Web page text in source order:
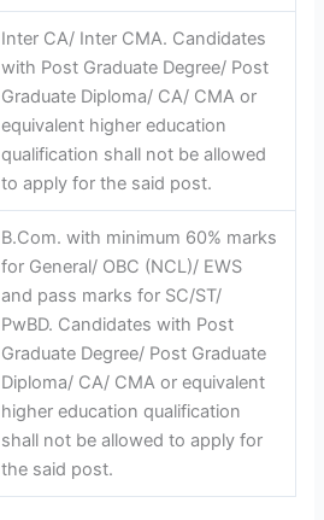
Inter CA/ Inter CMA. Candidates
with Post Graduate Degree/ Post
Graduate Diploma/ CA/ CMA or
equivalent higher education
qualification shall not be allowed
to apply for the said post.
B.Com. with minimum 60% marks
for General/ OBC (NCL)/ EWS
and pass marks for SC/ST/
PwBD. Candidates with Post
Graduate Degree/ Post Graduate
Diploma/ CA/ CMA or equivalent
higher education qualification
shall not be allowed to apply for
the said post.